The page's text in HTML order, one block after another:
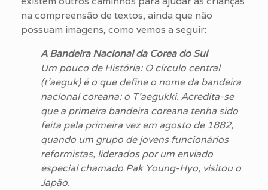
na compreensão de textos, ainda que não
possuam imagens, como vemos a seguir:
A Bandeira Nacional da Corea do Sul
Um pouco de História: O círculo central
(t’aeguk) é o que define o nome da bandeira
nacional coreana: o T’aegukki. Acredita-se
que a primeira bandeira coreana tenha sido
feita pela primeira vez em agosto de 1882,
quando um grupo de jovens funcionários
reformistas, liderados por um enviado
especial chamado Pak Young-Hyo, visitou o
Japão.